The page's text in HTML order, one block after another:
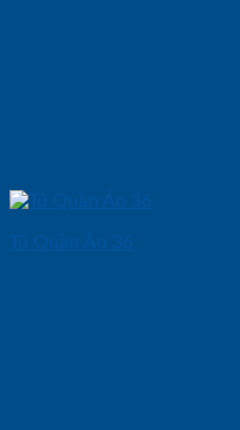
Tủ Quần Áo 36